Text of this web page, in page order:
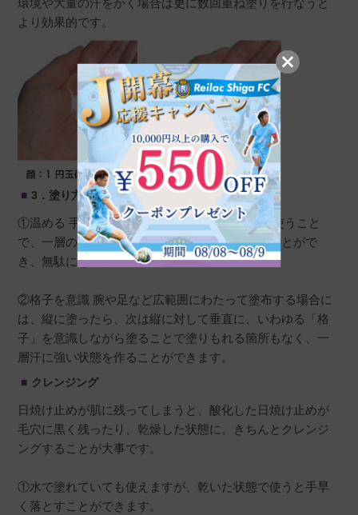
環境や大量の汗をかく場合は更に数回重ね塗りを行なうと
より効果的です。
3． 塗り方
①温める 手のひらに日焼け止めを出し、温めて使うこと
で、一層のびもよくなり、まんべんなく塗布するとがで
き、無駄になりません。
②格子を意識 腕や足など広範囲にわたって塗布する場合に
は、縦に塗ったら、次は縦に対して垂直に、いわゆる「格
子」を意識しながら塗ることで塗りもれる箇所もなく、一
層汗に強い状態を作ることができます。
クレンジング
日焼け止めが肌に残ってしまうと、酸化した日焼け止めが
毛穴に黒く残ったり、乾燥した状態に。きちんとクレンジ
ングすることが大事です。
①水で塗れていても使えますが、乾いた状態で使うと手早
く落とすことができます。